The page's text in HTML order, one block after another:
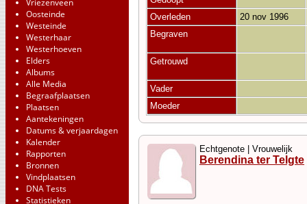
Vriezenveen
Oosteinde
Westeinde
Westerhaar
Westerhoeven
Elders
Albums
Alle Media
Begraafplaatsen
Plaatsen
Aantekeningen
Datums & verjaardagen
Kalender
Rapporten
Bronnen
Vindplaatsen
DNA Tests
Statistieken
Overleden
20 nov 1996
Begraven
Getrouwd
Vader
Moeder
Echtgenote | Vrouwelijk
Berendina ter Telgte